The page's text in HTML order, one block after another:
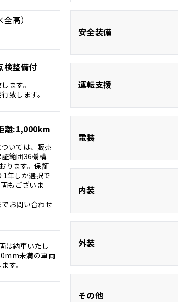
高）
検整備付
ます。
致します。
離:1,000km
いては、販売
範囲36機構
ります。保証
年しか選択で
もございま
お問い合わせ
は納車いたし
未満の車両
す。
安全装備
衝突被害軽減シ
運転支援
電装
内装
外装
その他